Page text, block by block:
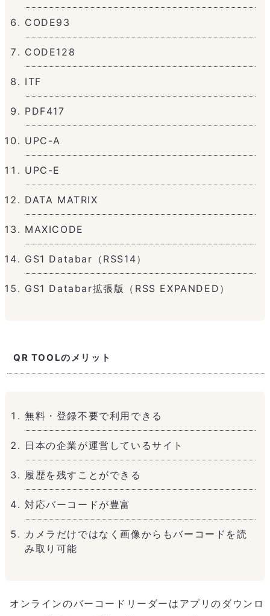
CODE93
CODE128
ITF
PDF417
UPC-A
UPC-E
DATA MATRIX
MAXICODE
GS1 Databar（RSS14）
GS1 Databar拡張版（RSS EXPANDED）
QR TOOLのメリット
無料・登録不要で利用できる
日本の企業が運営しているサイト
履歴を残すことができる
対応バーコードが豊富
カメラだけではなく画像からもバーコードを読
み取り可能
オンラインのバーコードリーダーはアプリのダウンロ